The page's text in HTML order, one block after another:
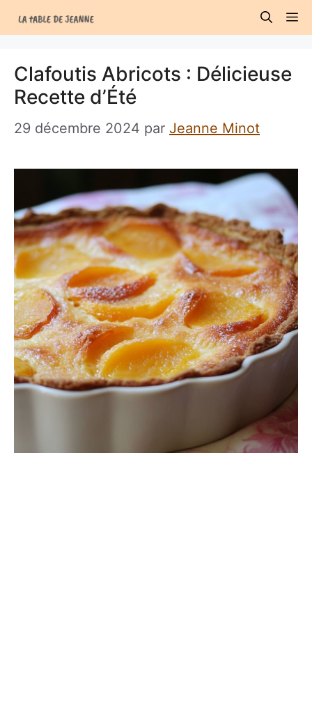
au
Clafoutis Abricots : Délicieuse
Recette d’Été
29 décembre 2024 par Jeanne Minot